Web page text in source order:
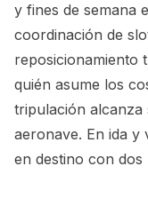
y fines de semana
coordinación de
reposicionamiento
quién asume los
tripulación alcanza
aeronave. En ida y
en destino con dos